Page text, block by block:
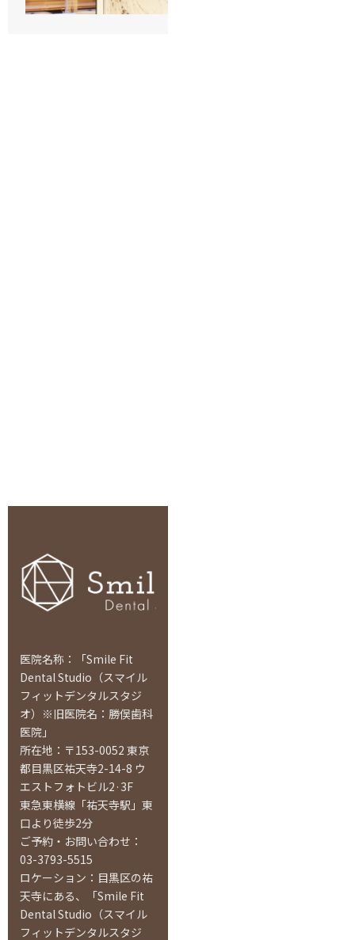
医院名称：「Smile Fit
Dental Studio（スマイル
フィットデンタルスタジ
オ）※旧医院名：勝俣歯科
医院」
所在地：〒153-0052 東京
都目黒区祐天寺2-14-8 ウ
エストフォトビル2·3F
東急東横線「祐天寺駅」東
口より徒歩2分
ご予約・お問い合わせ：
03-3793-5515
ロケーション：目黒区の祐
天寺にある、「Smile Fit
Dental Studio（スマイル
フィットデンタルスタジ